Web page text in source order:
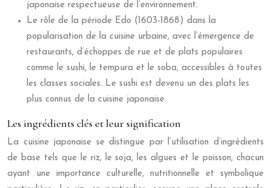
japonaise respectueuse de l’environnement.
Le rôle de la période Edo (1603-1868) dans la
popularisation de la cuisine urbaine, avec l’émergence de
restaurants, d’échoppes de rue et de plats populaires
comme le sushi, le tempura et le soba, accessibles à toutes
les classes sociales. Le sushi est devenu un des plats les
plus connus de la cuisine japonaise.
Les ingrédients clés et leur signification
La cuisine japonaise se distingue par l’utilisation d’ingrédients
de base tels que le riz, le soja, les algues et le poisson, chacun
ayant une importance culturelle, nutritionnelle et symbolique